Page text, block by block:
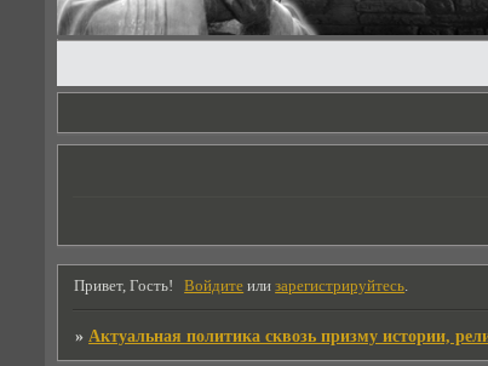
Привет, Гость! Войдите илизарегистрируйтесь.
» Актуальная политика сквозь призму истории,